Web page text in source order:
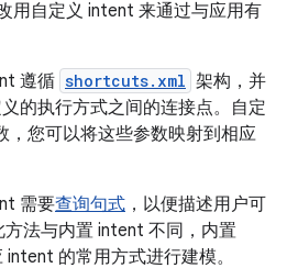
用自定义 intent 来通过与应用有
遵循 shortcuts.xml 架构，并
的执行方式之间的连接点。自定
，您可以将这些参数映射到相应
需要查询句式 ，以便描述用户可
法与内置 intent 不同，内置
的常用方式进行建模。